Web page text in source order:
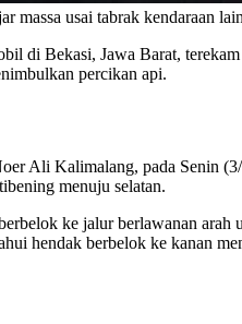
massa usai tabrak kendaraan
di Bekasi, Jawa Barat,
percikan api.
Ali Kalimalang, pada Senin
menuju selatan.
ke jalur berlawanan
hendak berbelok ke kanan